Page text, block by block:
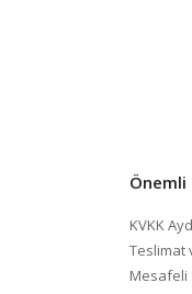
KVKK
Teslimat
Mesafeli